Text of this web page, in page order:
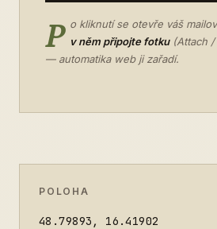
P o kliknutí se otevře váš
v něm připojte fotku(Attach /
— automatika web ji zařadí.
POLOHA
48.79893, 16.41902